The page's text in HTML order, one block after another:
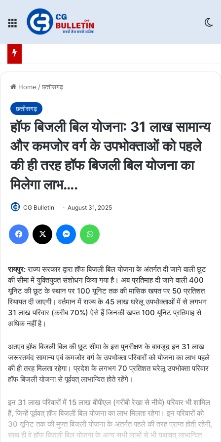
Menu
Home /छत्तीसगढ़
छत्तीसगढ़
हॉफ बिजली बिल योजना: 31 लाख सामान्य
और कमजोर वर्ग के उपभोक्ताओं को पहले
की ही तरह हॉफ बिजली बिल योजना का
मिलेगा लाभ….
CG Bulletin August 31, 2025
Facebook Messenger
रायपुर:राज्य सरकार द्वारा हॉफ बिजली बिल योजना के अंतर्गत दी जाने वाली छूट
की सीमा में युक्तियुक्त संशोधन किया गया है। अब प्रतिमाह दी जाने वाली 400
यूनिट की छूट के स्थान पर 100 यूनिट तक की मासिक खपत पर 50 प्रतिशत
रियायत दी जाएगी। वर्तमान में राज्य के 45 लाख घरेलू उपभोक्ताओं में से लगभग
31 लाख परिवार (करीब 70%) ऐसे हैं जिनकी खपत 100 यूनिट प्रतिमाह से
अधिक नहीं है।
अतएव हॉफ बिजली बिल की छूट सीमा के इस पुनरीक्षण के बावजूद इन 31 लाख
जरूरतमंद सामान्य एवं कमजोर वर्ग के उपभोक्ता परिवारों को योजना का लाभ पहले
की ही तरह मिलता रहेगा। प्रदेश के लगभग 70 प्रतिशत घरेलू उपभोक्ता परिवार
हॉफ बिजली योजना से पूर्ववत् लाभान्वित होते रहेंगे।
इन 31 लाख परिवारों में 15 लाख बीपीएल (गरीबी रेखा से नीचे) परिवार भी शामिल
हैं, जिन्हें पूर्ववत् हॉफ बिजली बिल योजना का लाभ मिलता रहेगा। इन परिवारों को
30 यूनिट तक की मुफ्त बिजली योजना के अंतर्गत पहले की तरह प्राप्त होती रहेगी,
साथ ही वे हॉफ बिजली बिल योजना के अन्य सभी लाभों से भी यथावत् लाभान्वित